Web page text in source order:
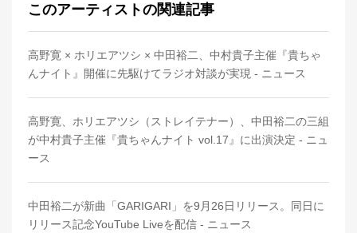
このアーティストの関連記事
高野寛 × ホリエアツシ × 中田裕二、中村貴子主催『貴ちゃ
んナイト』開催に先駆けてラジオ対談が実現 - ニュース
高野寛、ホリエアツシ（ストレイテナー）、中田裕二の三組
が中村貴子主催『貴ちゃんナイト vol.17』に出演決定 - ニュ
ース
中田裕二が新曲「GARIGARI」を9月26日リリース。同日に
リリース記念YouTube Liveを配信 - ニュース